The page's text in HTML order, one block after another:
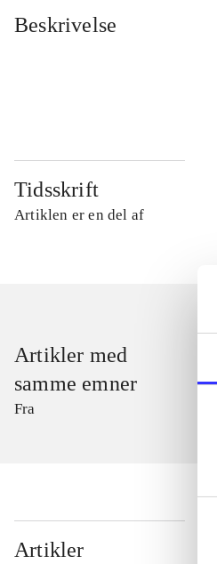
Beskrivelse
Tidsskrift
Artiklen er en del af
Artikler med
samme emner
Fra
Artikler